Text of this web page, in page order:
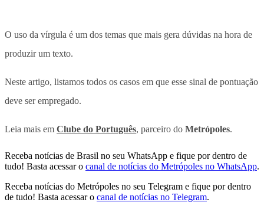
O uso da vírgula é um dos temas que mais gera dúvidas na hora de
produzir um texto.
Neste artigo, listamos todos os casos em que esse sinal de pontuação
deve ser empregado.
Leia mais em Clube do Português, parceiro do Metrópoles.
Receba notícias de Brasil no seu WhatsApp e fique por dentro de
tudo! Basta acessar o canal de notícias do Metrópoles no WhatsApp.
Receba notícias do Metrópoles no seu Telegram e fique por dentro
de tudo! Basta acessar o canal de notícias no Telegram.